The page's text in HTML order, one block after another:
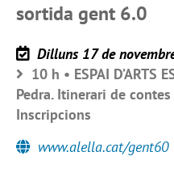
sortida gent 6.0
Dilluns 17 de
10 h • ESPAI D’ARTS
Pedra. Itinerari de
Inscripcions
www.alella.cat/gent60